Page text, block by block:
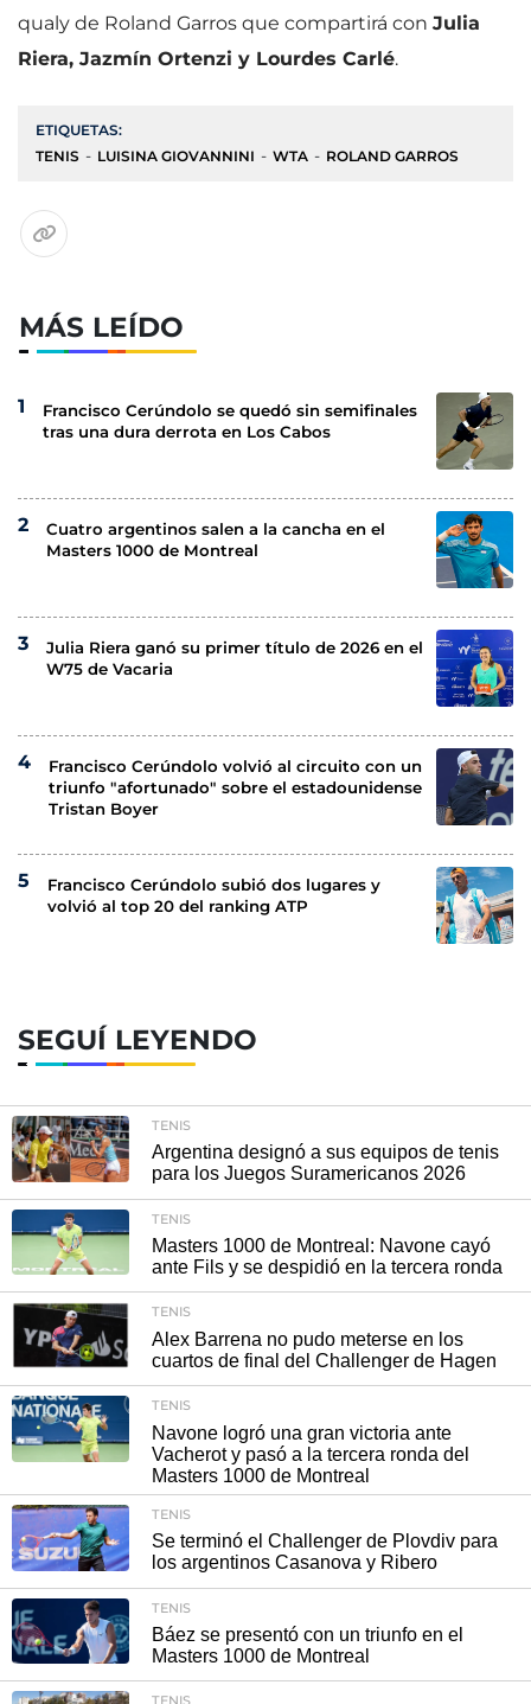
qualy de Roland Garros que compartirá con Julia
Riera, Jazmín Ortenzi y Lourdes Carlé.
ETIQUETAS:
TENIS
LUISINA GIOVANNINI WTA ROLAND GARROS
MÁS LEÍDO
Francisco Cerúndolo se quedó sin semifinales
tras una dura derrota en Los Cabos
Cuatro argentinos salen a la cancha en el
Masters 1000 de Montreal
Julia Riera ganó su primer título de 2026 en el
W75 de Vacaria
Francisco Cerúndolo volvió al circuito con un
triunfo "afortunado" sobre el estadounidense
Tristan Boyer
Francisco Cerúndolo subió dos lugares y
volvió al top 20 del ranking ATP
SEGUÍ LEYENDO
TENIS
Argentina designó a sus equipos de tenis
para los Juegos Suramericanos 2026
TENIS
Masters 1000 de Montreal: Navone cayó
ante Fils y se despidió en la tercera ronda
TENIS
Alex Barrena no pudo meterse en los
cuartos de final del Challenger de Hagen
TENIS
Navone logró una gran victoria ante
Vacherot y pasó a la tercera ronda del
Masters 1000 de Montreal
TENIS
Se terminó el Challenger de Plovdiv para
los argentinos Casanova y Ribero
TENIS
Báez se presentó con un triunfo en el
Masters 1000 de Montreal